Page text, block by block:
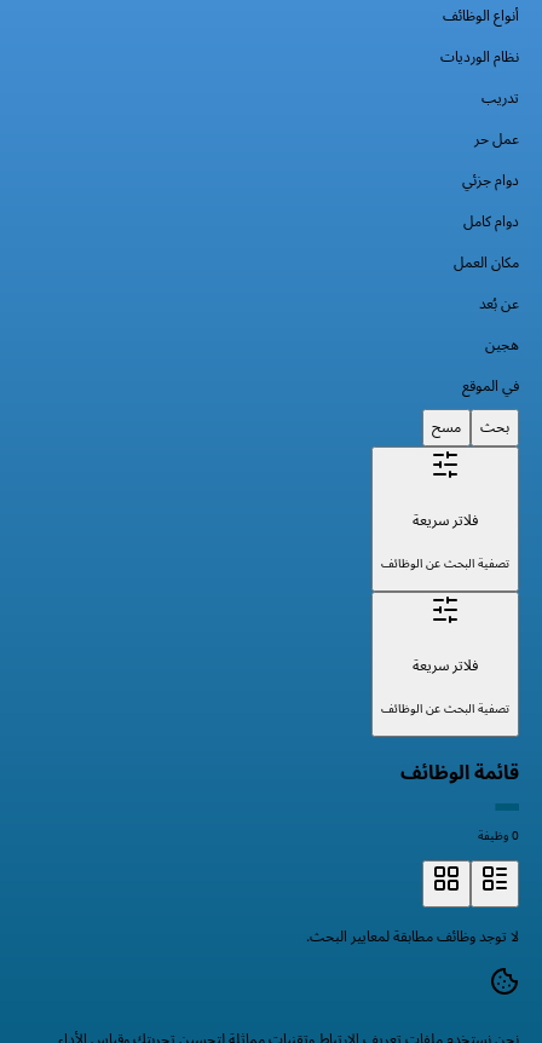
أنواع الوظائف
نظام الورديات
تدريب
عمل حر
دوام جزئي
دوام كامل
مكان العمل
عن بُعد
هجين
في الموقع
بحث
مسح
فلاتر سريعة
تصفية البحث عن الوظائف
فلاتر سريعة
تصفية البحث عن الوظائف
قائمة الوظائف
0 وظيفة
لا توجد وظائف مطابقة لمعايير البحث.